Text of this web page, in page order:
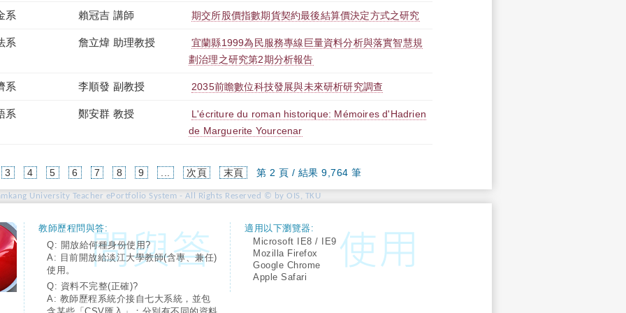
系 賴冠吉 講師 期交所股價指數期貨契約最後結算價決定方式之研究
系 詹立煒 助理教授
宜蘭縣1999為民服務專線巨量資料分析與落實智慧規
劃治理之研究第2期分析報告
系 李順發 副教授 2035前瞻數位科技發展與未來研析研究調查
系 鄭安群 教授
L'écriture du roman historique: Mémoires d'Hadrien
de Marguerite Yourcenar
3 4 5 6 7 8 9 次頁 末頁 第 2 頁 / 結果 9,764 筆
University Teacher ePortfolio System - All Rights Reserved © by OIS, TKU
教師歷程問與答:
Q: 開放給何種身份使用?
A: 目前開放給淡江大學教師(含專、兼任)
使用。
Q: 資料不完整(正確)?
A: 教師歷程系統介接自七大系統，並包
適用以下瀏覽器:
Microsoft IE8 / IE9
Mozilla Firefox
Google Chrome
Apple Safari